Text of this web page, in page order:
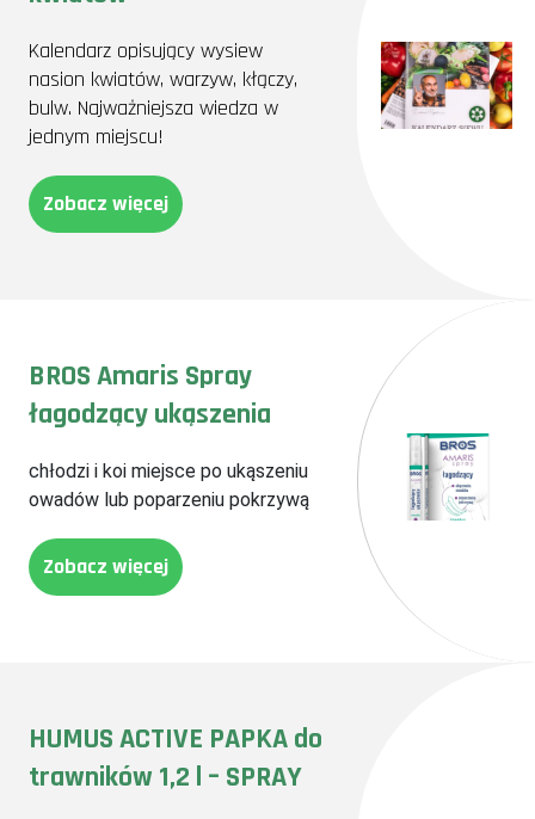
Kalendarz opisujący wysiew
nasion kwiatów, warzyw, kłączy,
bulw. Najważniejsza wiedza w
jednym miejscu!
Zobacz więcej
BROS Amaris Spray
łagodzący ukąszenia
chłodzi i koi miejsce po ukąszeniu
owadów lub poparzeniu pokrzywą
Zobacz więcej
HUMUS ACTIVE PAPKA do
trawników 1,2 l – SPRAY